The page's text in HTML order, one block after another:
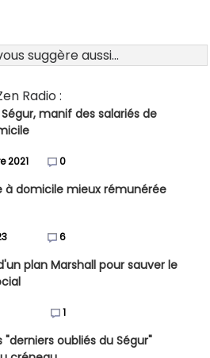
suggère aussi...
Radio :
manif des salariés de
2021 0
à domicile mieux rémunérée
6
plan Marshall pour sauver le
1
"derniers oubliés du Ségur"